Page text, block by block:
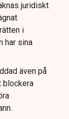
juridiskt
i
har sina
även på
blockera